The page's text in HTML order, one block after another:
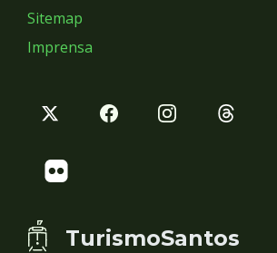
Sitemap
Imprensa
TurismoSantos